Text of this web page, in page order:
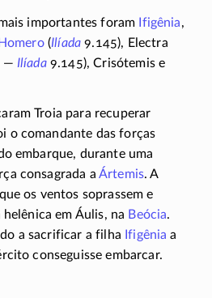
importantes foram Ifigênia,
Homero(Ilíada 9.145), Electra
— Ilíada 9.145), Crisótemis e
Troia para recuperar
o comandante das forças
embarque, durante uma
consagrada a Ártemis. A
os ventos soprassem e
em Áulis, na Beócia.
a sacrificar a filha Ifigênia a
conseguisse embarcar.